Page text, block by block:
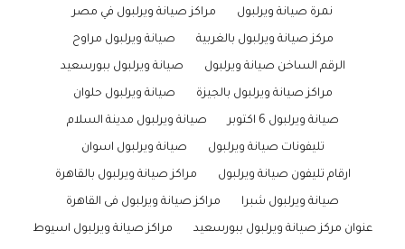
نمرة صيانة ويرلبول مراكز صيانة ويرلبول في مصر
مركز صيانة ويرلبول بالغربية صيانة ويرلبول مراوح
الرقم الساخن صيانة ويرلبول صيانة ويرلبول ببورسعيد
مراكز صيانة ويرلبول بالجيزة صيانة ويرلبول حلوان
صيانة ويرلبول 6 اكتوبر صيانة ويرلبول مدينة السلام
تليفونات صيانة ويرلبول صيانة ويرلبول اسوان
ارقام تليفون صيانة ويرلبول مراكز صيانة ويرلبول بالقاهرة
صيانة ويرلبول شبرا مراكز صيانة ويرلبول فى القاهرة
عنوان مركز صيانة ويرلبول ببورسعيد مراكز صيانة ويرلبول اسيوط